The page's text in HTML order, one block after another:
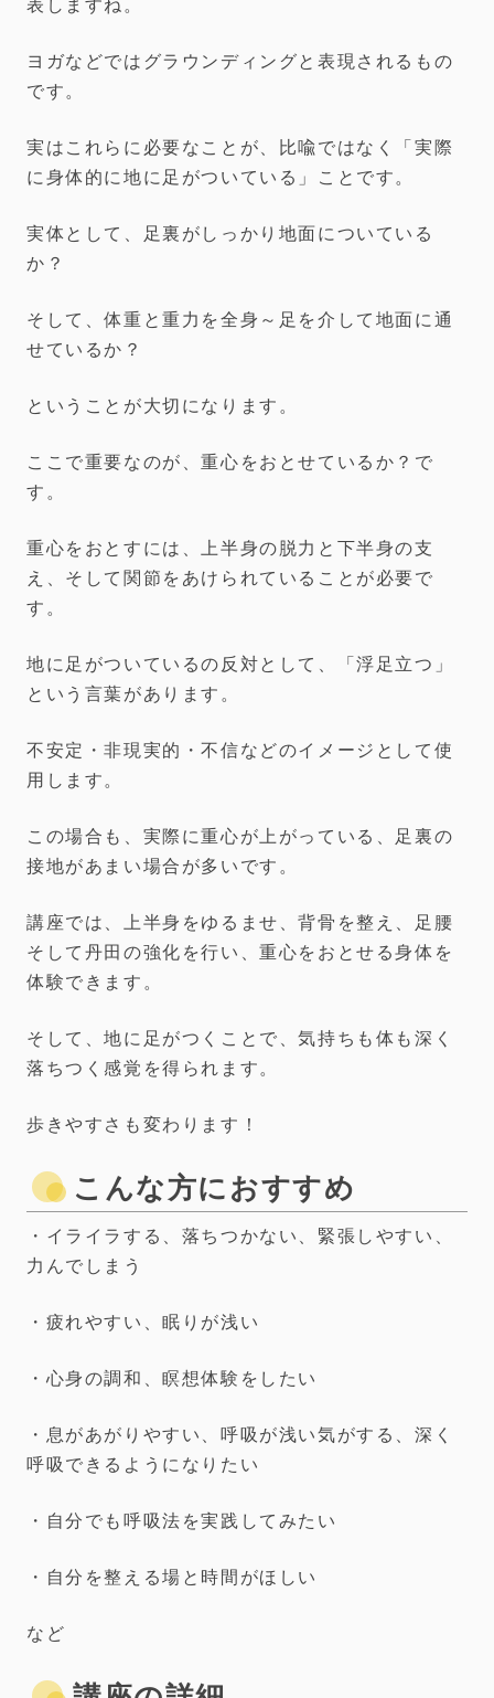
表しますね。
ヨガなどではグラウンディングと表現されるもの
です。
実はこれらに必要なことが、比喩ではなく「実際
に身体的に地に足がついている」ことです。
実体として、足裏がしっかり地面についている
か？
そして、体重と重力を全身～足を介して地面に通
せているか？
ということが大切になります。
ここで重要なのが、重心をおとせているか？で
す。
重心をおとすには、上半身の脱力と下半身の支
え、そして関節をあけられていることが必要で
す。
地に足がついているの反対として、「浮足立つ」
という言葉があります。
不安定・非現実的・不信などのイメージとして使
用します。
この場合も、実際に重心が上がっている、足裏の
接地があまい場合が多いです。
講座では、上半身をゆるませ、背骨を整え、足腰
そして丹田の強化を行い、重心をおとせる身体を
体験できます。
そして、地に足がつくことで、気持ちも体も深く
落ちつく感覚を得られます。
歩きやすさも変わります！
こんな方におすすめ
・イライラする、落ちつかない、緊張しやすい、
力んでしまう
・疲れやすい、眠りが浅い
・心身の調和、瞑想体験をしたい
・息があがりやすい、呼吸が浅い気がする、深く
呼吸できるようになりたい
・自分でも呼吸法を実践してみたい
・自分を整える場と時間がほしい
など